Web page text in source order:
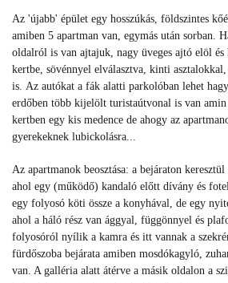
Az 'újabb' épület egy hosszúkás, földszintes
amiben 5 apartman van, egymás után sorban.
oldalról is van ajtajuk, nagy üveges ajtó elöl és
kertbe, sövénnyel elválasztva, kinti
is. Az autókat a fák alatti parkolóban lehet
erdőben több kijelölt turistaútvonal is van amin
kertben egy kis medence de ahogy az
gyerekeknek lubickolásra...
Az apartmanok beosztása: a bejáraton
ahol egy (működő) kandaló előtt dívány és
egy folyosó köti össze a konyhával, de egy
ahol a háló rész van ággyal, függönnyel és
folyosóról nyílik a kamra és itt vannak a
fürdőszoba bejárata amiben mosdókagyló,
van. A galléria alatt átérve a másik oldalon a